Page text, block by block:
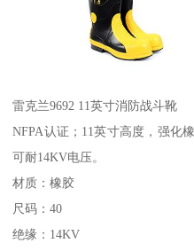
雷克兰9692 11英寸消防战斗靴
NFPA认证；11英寸高度，强化
可耐14KV电压。
材质：橡胶
尺码：40
绝缘：14KV